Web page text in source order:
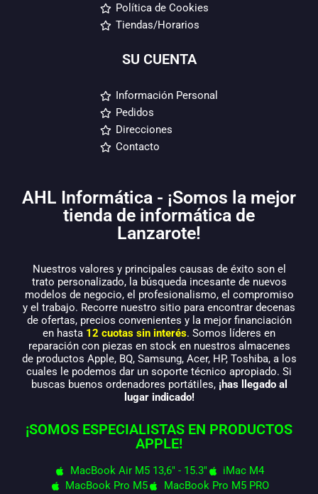
Política de Cookies
Tiendas/Horarios
SU CUENTA
Información Personal
Pedidos
Direcciones
Contacto
AHL Informática - ¡Somos la mejor
tienda de informática de
Lanzarote!
Nuestros valores y principales causas de éxito son el
trato personalizado, la búsqueda incesante de nuevos
modelos de negocio, el profesionalismo, el compromiso
y el trabajo. Recorre nuestro sitio para encontrar decenas
de ofertas, precios convenientes y la mejor financiación
en hasta 12 cuotas sin interés. Somos líderes en
reparación con piezas en stock en nuestros almacenes
de productos Apple, BQ, Samsung, Acer, HP, Toshiba, a los
cuales le podemos dar un soporte técnico apropiado. Si
buscas buenos ordenadores portátiles, ¡has llegado al
lugar indicado!
¡SOMOS ESPECIALISTAS EN PRODUCTOS
APPLE!
MacBook Air M5 13,6" - 15.3"
iMac M4
MacBook Pro M5
MacBook Pro M5 PRO